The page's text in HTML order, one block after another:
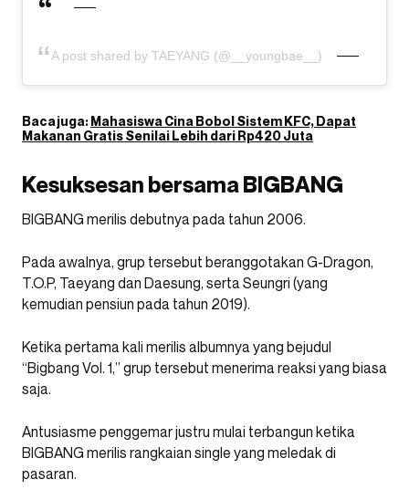
A post shared by TAEYANG (@__youngbae__)
Baca juga:Mahasiswa Cina Bobol Sistem KFC, Dapat
Makanan Gratis Senilai Lebih dari Rp420 Juta
Kesuksesan bersama BIGBANG
BIGBANG merilis debutnya pada tahun 2006.
Pada awalnya, grup tersebut beranggotakan G-Dragon,
T.O.P, Taeyang dan Daesung, serta Seungri (yang
kemudian pensiun pada tahun 2019).
Ketika pertama kali merilis albumnya yang bejudul
“Bigbang Vol. 1,” grup tersebut menerima reaksi yang biasa
saja.
Antusiasme penggemar justru mulai terbangun ketika
BIGBANG merilis rangkaian single yang meledak di
pasaran.